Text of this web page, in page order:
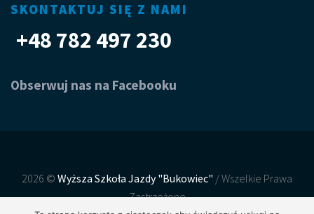
SKONTAKTUJ SIĘ Z NAMI
+48 782 497 230
Obserwuj nas na Facebooku
2026 © Wyższa Szkoła Jazdy "Bukowiec" / Wszelkie Prawa
Zastrzeżone